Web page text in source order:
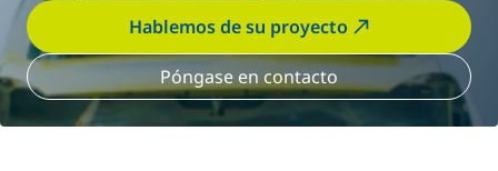
Hablemos de su proyecto
Póngase en contacto